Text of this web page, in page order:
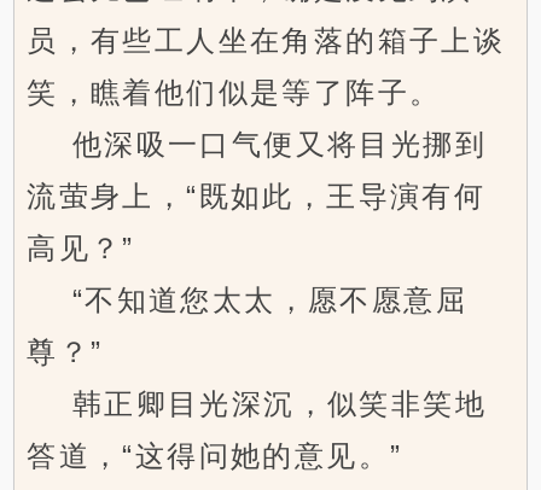
员，有些工人坐在角落的箱子上谈
笑，瞧着他们似是等了阵子。
他深吸一口气便又将目光挪到
流萤身上，“既如此，王导演有何
高见？”
“不知道您太太，愿不愿意屈
尊？”
韩正卿目光深沉，似笑非笑地
答道，“这得问她的意见。”